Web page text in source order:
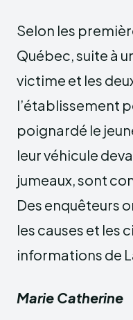
Selon les
Québec, suite à
victime et les
l’établissement
poignardé le
leur véhicule
jumeaux, sont
Des enquêteurs
les causes et les
informations de
Marie Catherine